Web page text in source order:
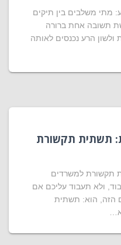
מתי משלבים בין תיקים
תשובה אחת ברורה
ולשון הרע נכנסים לאותה
תשתית תקשורת
תקשורת למשרדים
ולא תעבוד עליכם אם
הזה, הוא: תשתית